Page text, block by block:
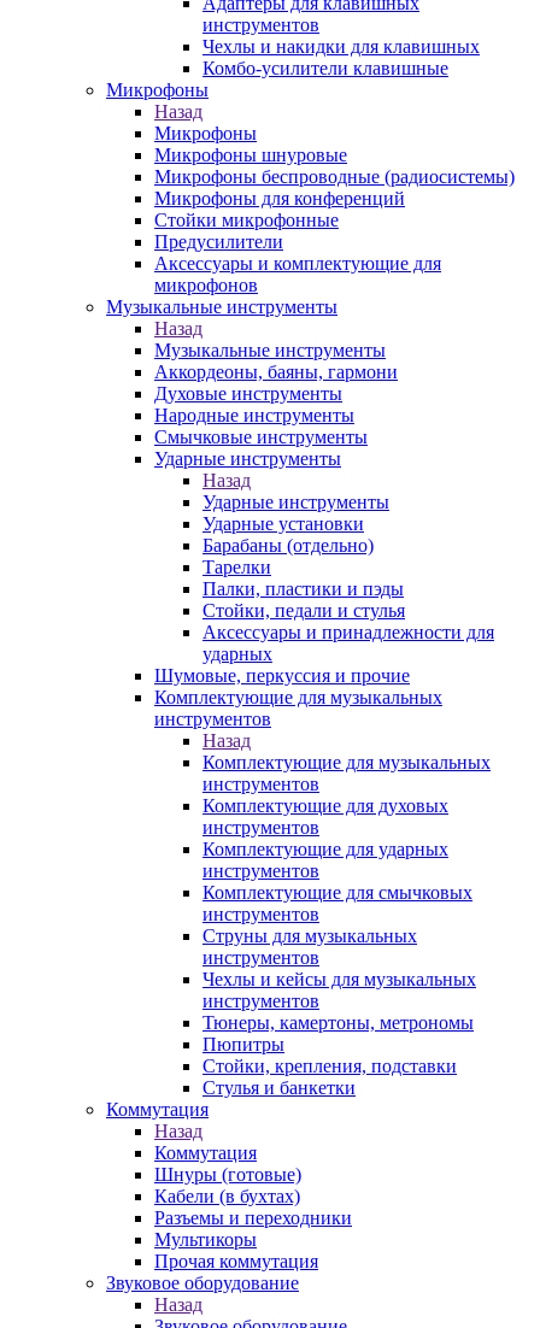
инструментов
Чехлы и накидки для клавишных
Комбо-усилители клавишные
Микрофоны
Назад
Микрофоны
Микрофоны шнуровые
Микрофоны беспроводные (радиосистемы)
Микрофоны для конференций
Стойки микрофонные
Предусилители
Аксессуары и комплектующие для
микрофонов
Музыкальные инструменты
Назад
Музыкальные инструменты
Аккордеоны, баяны, гармони
Духовые инструменты
Народные инструменты
Смычковые инструменты
Ударные инструменты
Назад
Ударные инструменты
Ударные установки
Барабаны (отдельно)
Тарелки
Палки, пластики и пэды
Стойки, педали и стулья
Аксессуары и принадлежности для
ударных
Шумовые, перкуссия и прочие
Комплектующие для музыкальных
инструментов
Назад
Комплектующие для музыкальных
инструментов
Комплектующие для духовых
инструментов
Комплектующие для ударных
инструментов
Комплектующие для смычковых
инструментов
Струны для музыкальных
инструментов
Чехлы и кейсы для музыкальных
инструментов
Тюнеры, камертоны, метрономы
Пюпитры
Стойки, крепления, подставки
Стулья и банкетки
Коммутация
Назад
Коммутация
Шнуры (готовые)
Кабели (в бухтах)
Разъемы и переходники
Мультикоры
Прочая коммутация
Звуковое оборудование
Назад